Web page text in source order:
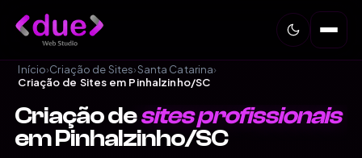
Início›Criação de Sites›Santa Catarina›
Criação de Sites em Pinhalzinho/SC
Criação desites profissionais
em Pinhalzinho/SC